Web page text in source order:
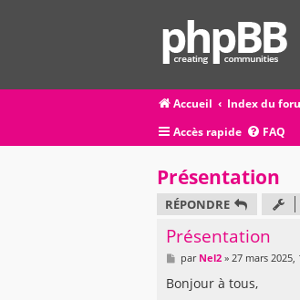
Accueil Index du
Accès rapide
FAQ
Présentation
RÉPONDRE
Présentation
M
e
s
s
par Nel2» 27 mars 2025,
Bonjour à tous,